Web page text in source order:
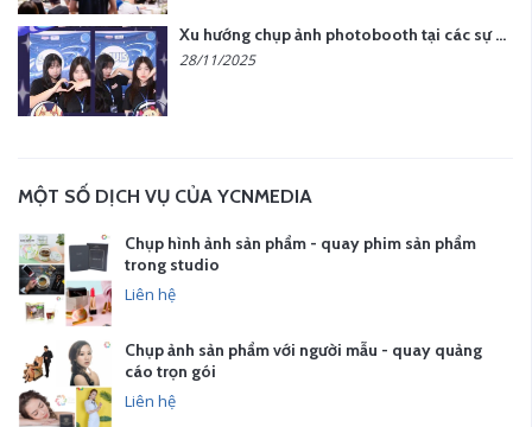
Xu hướng chụp ảnh photobooth tại các sự kiện hiện nay
28/11/2025
MỘT SỐ DỊCH VỤ CỦA YCNMEDIA
Chụp hình ảnh sản phẩm - quay phim sản phẩm
trong studio
Liên hệ
Chụp ảnh sản phẩm với người mẫu - quay quảng
cáo trọn gói
Liên hệ